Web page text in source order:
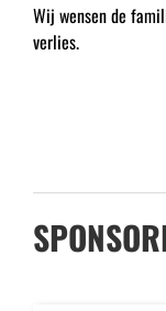
Wij wensen de
verlies.